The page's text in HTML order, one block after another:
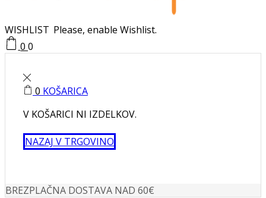
WISHLIST Please, enable Wishlist.
00
0 KOŠARICA
V KOŠARICI NI IZDELKOV.
NAZAJ V TRGOVINO
BREZPLAČNA DOSTAVA NAD 60€